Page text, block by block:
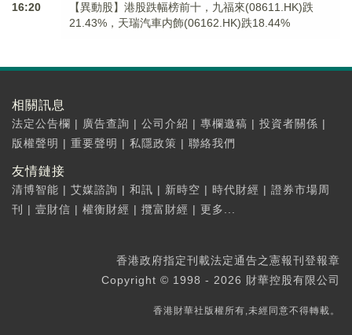
16:20
【異動股】港股跌幅榜前十，九福來(08611.HK)跌
21.43%，天瑞汽車内飾(06162.HK)跌18.44%
相關訊息
法定公告欄 | 廣告查詢 | 公司介紹 | 專欄邀稿 | 投資者關係 |
版權聲明 | 重要聲明 | 私隱政策 | 聯絡我們
友情鏈接
清博智能 | 艾媒諮詢 | 和訊 | 新時空 | 時代財經 | 證券市場周
刊
| 壹財信 | 權衡財經 | 攬富財經 | 更多...
香港政府指定刊載法定通告之憲報刊登報章
Copyright © 1998 - 2026 財華控股有限公司
香港財華社版權所有,未經同意不得轉載。